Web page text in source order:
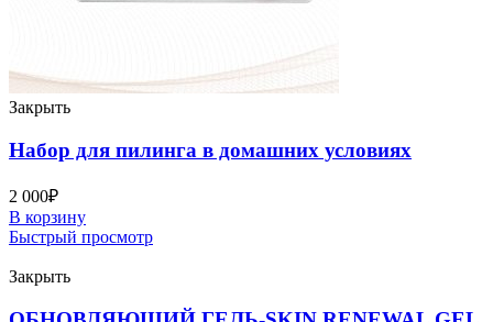
Закрыть
Набор для пилинга в домашних условиях
2 000₽
В корзину
Быстрый просмотр
Закрыть